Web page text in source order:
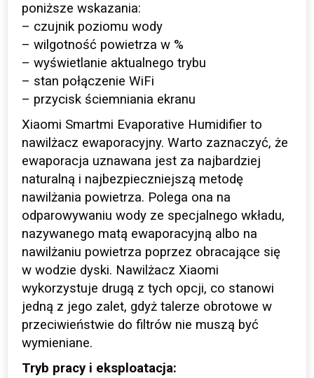
poniższe wskazania:
– czujnik poziomu wody
– wilgotność powietrza w %
– wyświetlanie aktualnego trybu
– stan połączenie WiFi
– przycisk ściemniania ekranu
Xiaomi Smartmi Evaporative Humidifier to
nawilżacz ewaporacyjny. Warto zaznaczyć, że
ewaporacja uznawana jest za najbardziej
naturalną i najbezpieczniejszą metodę
nawilżania powietrza. Polega ona na
odparowywaniu wody ze specjalnego wkładu,
nazywanego matą ewaporacyjną albo na
nawilżaniu powietrza poprzez obracające się
w wodzie dyski. Nawilżacz Xiaomi
wykorzystuje drugą z tych opcji, co stanowi
jedną z jego zalet, gdyż talerze obrotowe w
przeciwieństwie do filtrów nie muszą być
wymieniane.
Tryb pracy i eksploatacja: